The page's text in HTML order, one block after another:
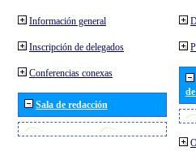
Información general
Inscripción de delegados
Conferencias conexas
Sala de redacción